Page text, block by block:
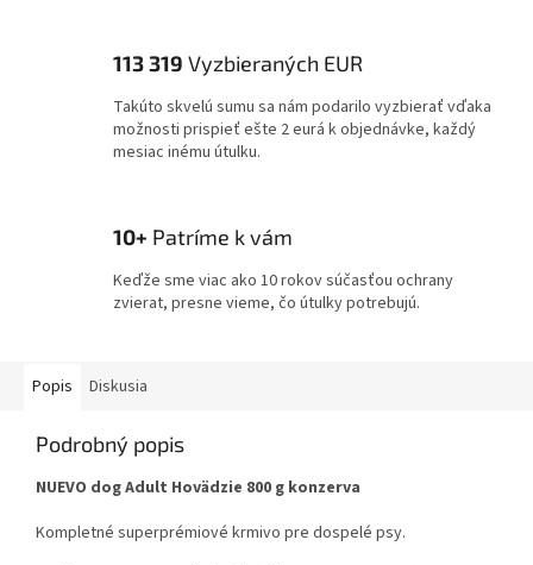
113 319 Vyzbieraných EUR
Takúto skvelú sumu sa nám podarilo vyzbierať vďaka
možnosti prispieť ešte 2 eurá k objednávke, každý
mesiac inému útulku.
10+ Patríme k vám
Keďže sme viac ako 10 rokov súčasťou ochrany
zvierat, presne vieme, čo útulky potrebujú.
Popis Diskusia
Podrobný popis
NUEVO dog Adult Hovädzie 800 g konzerva
Kompletné superprémiové krmivo pre dospelé psy.